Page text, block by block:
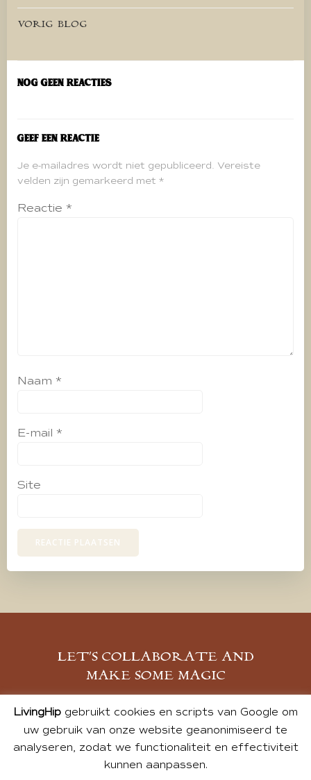
Bericht
navigatie
VORIG BLOG
Nog geen reacties
Geef een reactie
Je e-mailadres wordt niet gepubliceerd. Vereiste
velden zijn gemarkeerd met *
Reactie *
Naam *
E-mail *
Site
LET’S COLLABORATE AND
MAKE SOME MAGIC
MELD JE AAN
LivingHipgebruikt cookies en scripts van Google om
uw gebruik van onze website geanonimiseerd te
analyseren, zodat we functionaliteit en effectiviteit
kunnen aanpassen.